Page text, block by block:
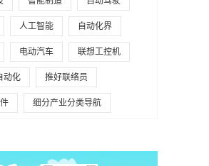
人工智能 自动化界
电动汽车 联想工控机
动化 推好联络员
细分产业分类导航